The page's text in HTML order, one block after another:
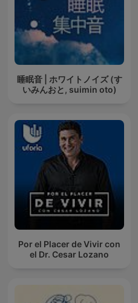
睡眠音 | ホワイトノイズ (す
いみんおと, suimin oto)
Por el Placer de Vivir con
el Dr. Cesar Lozano